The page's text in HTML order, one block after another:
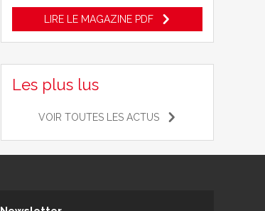
LIRE LE MAGAZINE PDF
Les plus lus
VOIR TOUTES LES ACTUS